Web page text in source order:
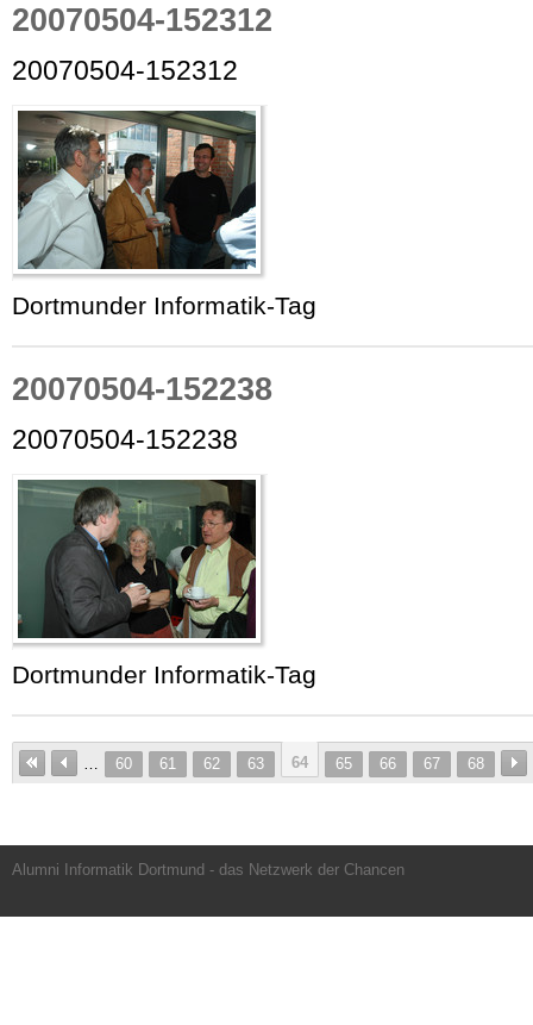
20070504-152312
20070504-152312
Dortmunder Informatik-Tag
20070504-152238
20070504-152238
Dortmunder Informatik-Tag
60 61 62 63 64 65 66 67 68
Alumni Informatik Dortmund - das Netzwerk der Chancen